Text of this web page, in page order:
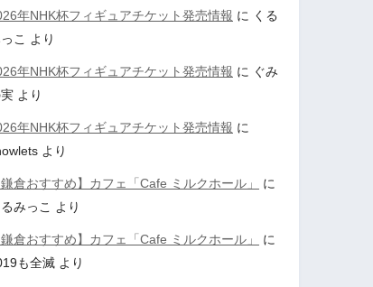
年NHK杯フィギュアチケット発売情報 に くる
こ より
年NHK杯フィギュアチケット発売情報 に ぐみ
より
年NHK杯フィギュアチケット発売情報 に
より
鎌倉おすすめ】カフェ「Cafe ミルクホール」
に
るみっこ より
鎌倉おすすめ】カフェ「Cafe ミルクホール」
に
も全滅 より